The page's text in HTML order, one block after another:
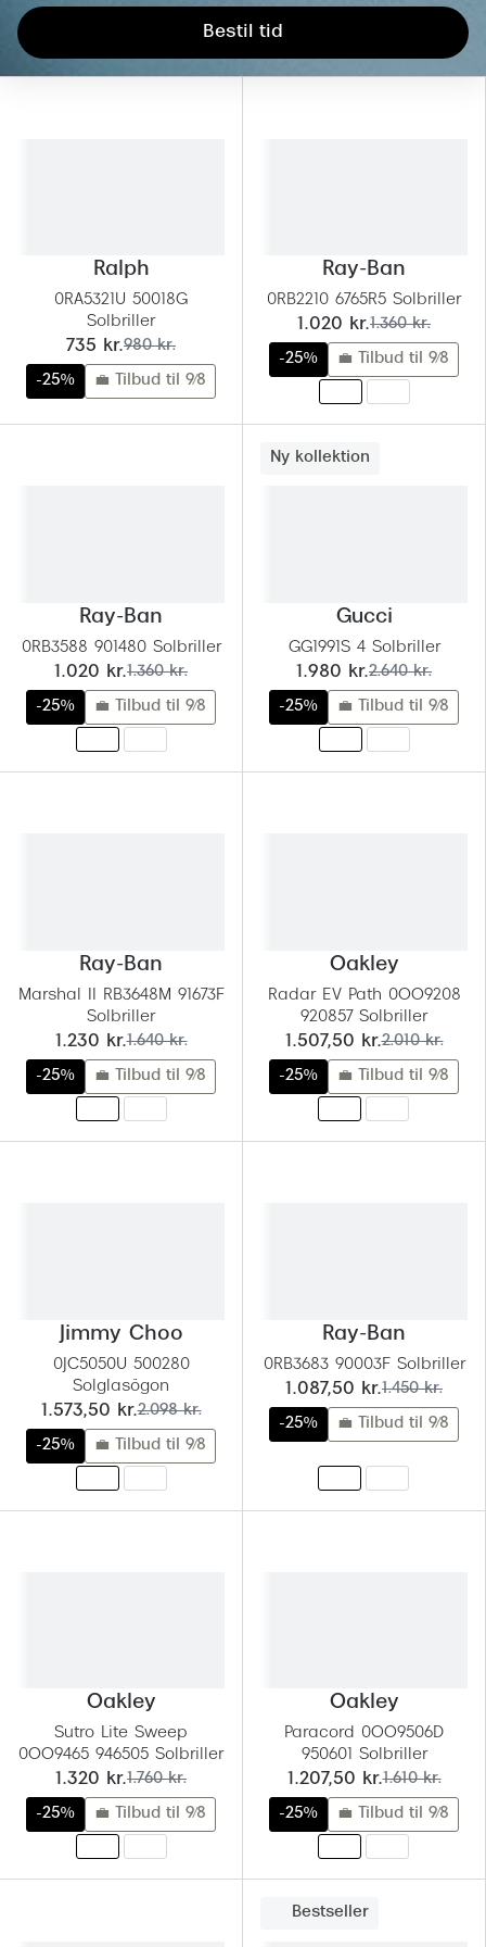
Populære brillemærker
Ray-Ban
Polo Ralph Lauren
Coach
Vogue
Skaga
Björn Borg
Eksklusive brillemærker
Saint Laurent
Versace
Dolce & Gabbana
Persol
Giorgio
Burberry
Form
Brune
Mere
Bestil tid
Ralph
0RA5321U 50018G
Solbriller
nu:
735 kr.før:
980 kr.
-25% 💼 Tilbud til 9/8
Ray-Ban
0RB2210 6765R5 Solbriller
nu:
1.020 kr.før:
1.360 kr.
-25% 💼 Tilbud til 9/8
Ray-Ban
0RB3588 901480 Solbriller
nu:
1.020 kr.før:
1.360 kr.
-25% 💼 Tilbud til 9/8
Ny kollektion
Gucci
GG1991S 4 Solbriller
nu:
1.980 kr.før:
2.640 kr.
-25% 💼 Tilbud til 9/8
Ray-Ban
Marshal II RB3648M 91673F
Solbriller
nu:
1.230 kr.før:
1.640 kr.
-25% 💼 Tilbud til 9/8
Oakley
Radar EV Path 0OO9208
920857 Solbriller
nu:
1.507,50 kr.før:
2.010 kr.
-25% 💼 Tilbud til 9/8
Jimmy Choo
0JC5050U 500280
Solglasögon
nu:
1.573,50 kr.før:
2.098 kr.
-25% 💼 Tilbud til 9/8
Ray-Ban
0RB3683 90003F Solbriller
nu:
1.087,50 kr.før:
1.450 kr.
-25% 💼 Tilbud til 9/8
Oakley
Sutro Lite Sweep
0OO9465 946505 Solbriller
nu:
1.320 kr.før:
1.760 kr.
-25% 💼 Tilbud til 9/8
Oakley
Paracord 0OO9506D
950601 Solbriller
nu:
1.207,50 kr.før:
1.610 kr.
-25% 💼 Tilbud til 9/8
Bestseller